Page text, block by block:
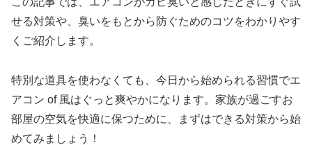
せる対策や、臭いをもとから防ぐためのコツをわかりやす
くご紹介します。
特別な道具を使わなくても、今日から始められる習慣でエ
アコン of 風はぐっと爽やかになります。家族が過ごすお
部屋の空気を快適に保つために、まずはできる対策から始
めてみましょう！